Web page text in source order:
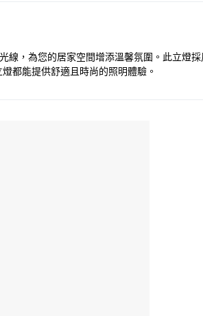
，為您的居家空間增添溫馨氛圍。此立燈
都能提供舒適且時尚的照明體驗。